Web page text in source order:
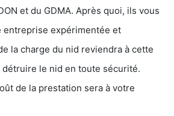
et du GDMA. Après quoi, ils vous
expérimentée et
la charge du nid reviendra à cette
le nid en toute sécurité.
de la prestation sera à votre